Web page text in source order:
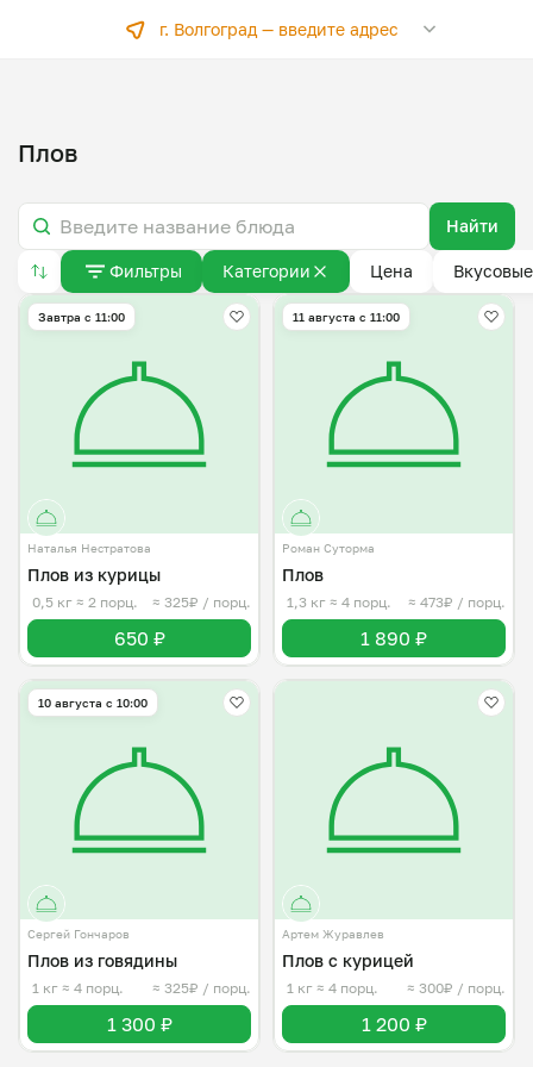
г. Волгоград —введите адрес
Плов
Найти
Фильтры Категории Цена
Завтра c 11:00
Наталья Нестратова
Плов из курицы
0,5 кг ≈ 2 порц. ≈ 325₽ / порц.
650 ₽
11 августа с 11:00
Роман Суторма
Плов
1,3 кг ≈ 4 порц. ≈ 473₽ / порц.
1 890 ₽
10 августа с 10:00
Сергей Гончаров
Плов из говядины
1 кг ≈ 4 порц. ≈ 325₽ / порц.
1 300 ₽
Артем Журавлев
Плов с курицей
1 кг ≈ 4 порц. ≈ 300₽ / порц.
1 200 ₽